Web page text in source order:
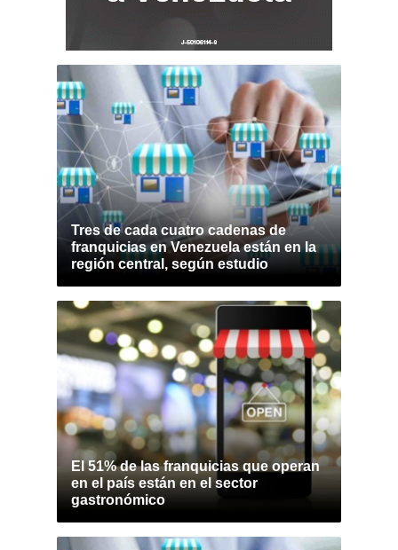
Tres de cada cuatro cadenas de
franquicias en Venezuela están en la
región central, según estudio
El 51% de las franquicias que operan
en el país están en el sector
gastronómico